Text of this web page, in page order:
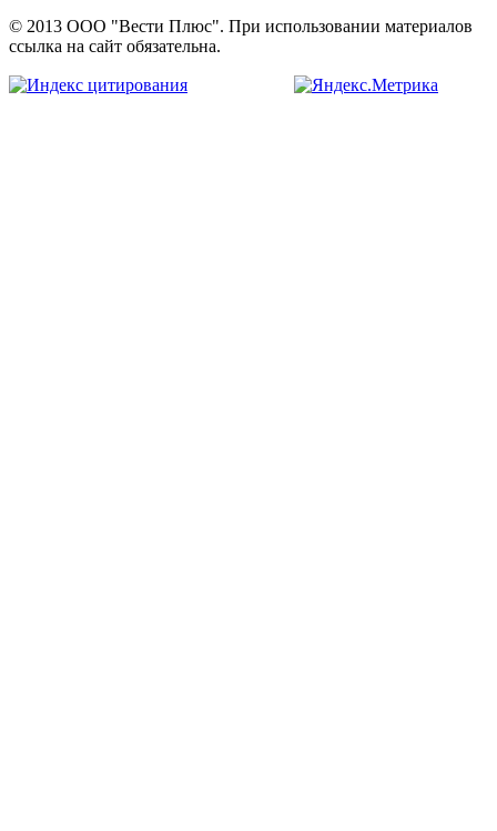
© 2013 ООО "Вести Плюс". При использовании материалов
ссылка на сайт обязательна.